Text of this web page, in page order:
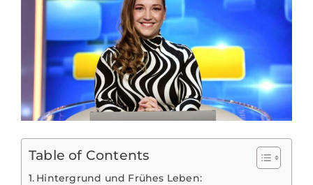
Table of Contents
Hintergrund und Frühes Leben: